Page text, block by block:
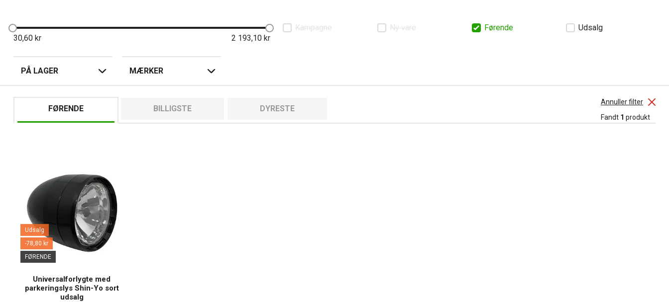
30,60 kr 2 193,10 kr
Kampagne Ny vare Førende Udsalg
PÅ LAGER MÆRKER
Annuller filter
Fandt 1 produkt
FØRENDE BILLIGSTE DYRESTE
Udsalg
-78,80 kr
FØRENDE
Universalforlygte med
parkeringslys Shin-Yo sort
udsalg